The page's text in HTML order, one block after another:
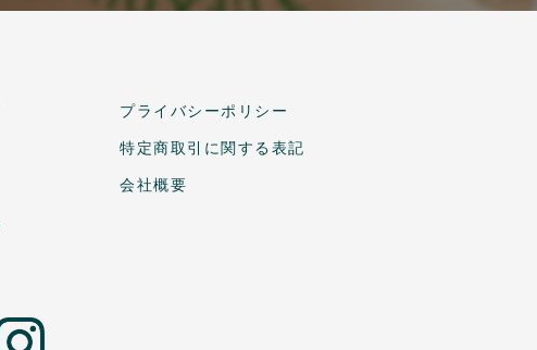
プライバシーポリシー
特定商取引に関する表記
会社概要